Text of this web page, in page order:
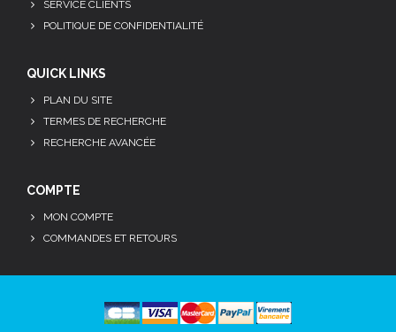
SERVICE CLIENTS
POLITIQUE DE CONFIDENTIALITÉ
QUICK LINKS
PLAN DU SITE
TERMES DE RECHERCHE
RECHERCHE AVANCÉE
COMPTE
MON COMPTE
COMMANDES ET RETOURS